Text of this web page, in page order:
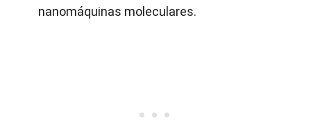
nanomáquinas moleculares.